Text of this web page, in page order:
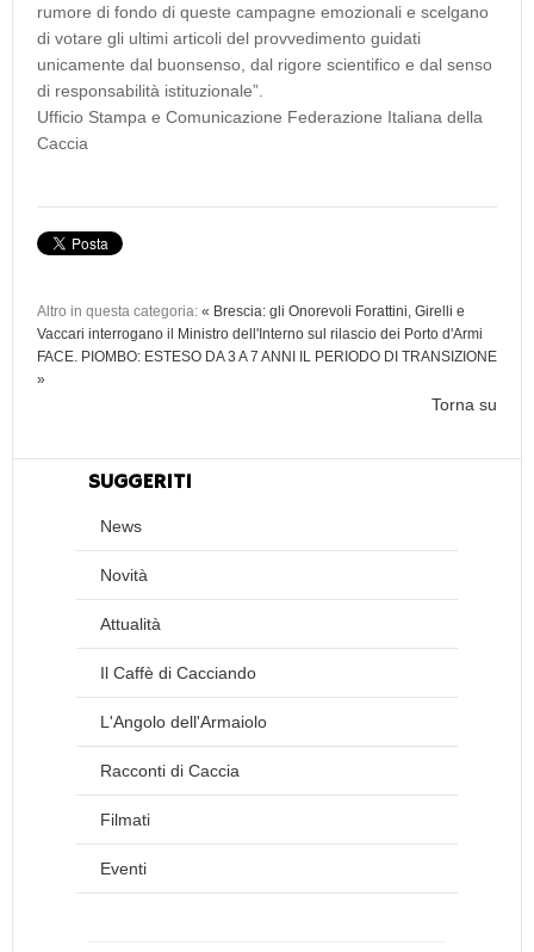
rumore di fondo di queste campagne emozionali e scelgano
di votare gli ultimi articoli del provvedimento guidati
unicamente dal buonsenso, dal rigore scientifico e dal senso
di responsabilità istituzionale”.
Ufficio Stampa e Comunicazione Federazione Italiana della
Caccia
Altro in questa categoria: « Brescia: gli Onorevoli Forattini, Girelli e
Vaccari interrogano il Ministro dell'Interno sul rilascio dei Porto d'Armi
FACE. PIOMBO: ESTESO DA 3 A 7 ANNI IL PERIODO DI TRANSIZIONE
»
Torna su
SUGGERITI
News
Novità
Attualità
Il Caffè di Cacciando
L'Angolo dell'Armaiolo
Racconti di Caccia
Filmati
Eventi